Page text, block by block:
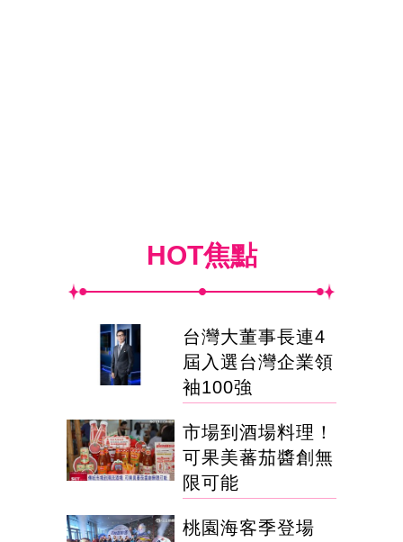
HOT焦點
台灣大董事長連4
屆入選台灣企業領
袖100強
市場到酒場料理！
可果美蕃茄醬創無
限可能
桃園海客季登場